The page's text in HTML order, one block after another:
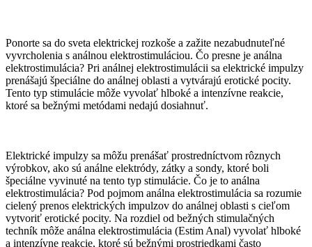
Ponorte sa do sveta elektrickej rozkoše a zažite nezabudnuteľné
vyvrcholenia s análnou elektrostimuláciou. Čo presne je análna
elektrostimulácia? Pri análnej elektrostimulácii sa elektrické impulzy
prenášajú špeciálne do análnej oblasti a vytvárajú erotické pocity.
Tento typ stimulácie môže vyvolať hlboké a intenzívne reakcie,
ktoré sa bežnými metódami nedajú dosiahnuť.
Elektrické impulzy sa môžu prenášať prostredníctvom rôznych
výrobkov, ako sú análne elektródy, zátky a sondy, ktoré boli
špeciálne vyvinuté na tento typ stimulácie. Čo je to análna
elektrostimulácia? Pod pojmom análna elektrostimulácia sa rozumie
cielený prenos elektrických impulzov do análnej oblasti s cieľom
vytvoriť erotické pocity. Na rozdiel od bežných stimulačných
techník môže análna elektrostimulácia (Estim Anal) vyvolať hlboké
a intenzívne reakcie, ktoré sú bežnými prostriedkami často